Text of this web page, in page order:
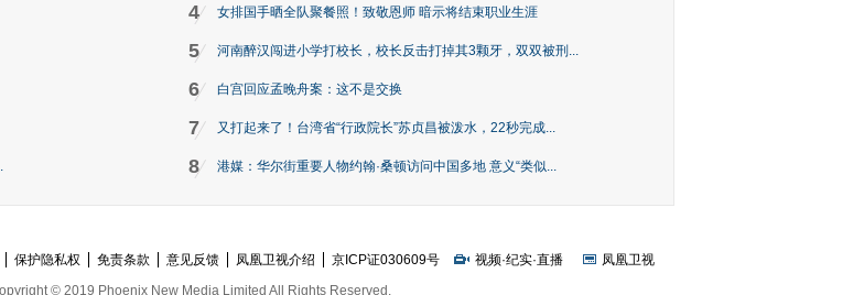
4 女排国手晒全队聚餐照！致敬恩师 暗示将结束职业生涯
5 河南醉汉闯进小学打校长，校长反击打掉其3颗牙，双双被刑...
6 白宫回应孟晚舟案：这不是交换
7 又打起来了！台湾省“行政院长”苏贞昌被泼水，22秒完成...
8 港媒：华尔街重要人物约翰·桑顿访问中国多地 意义“类似...
保护隐私权 免责条款 意见反馈 凤凰卫视介绍 京ICP证030609号 视频·纪实·直播
凤凰卫视
© 2019 Phoenix New Media Limited All Rights Reserved.